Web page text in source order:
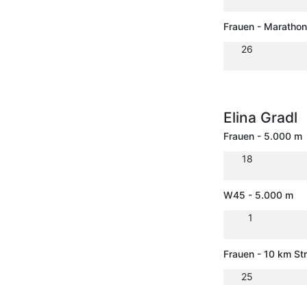
Frauen - Marathon
26
Elina Gradl
Frauen - 5.000 m
18
W45 - 5.000 m
1
Frauen - 10 km
25